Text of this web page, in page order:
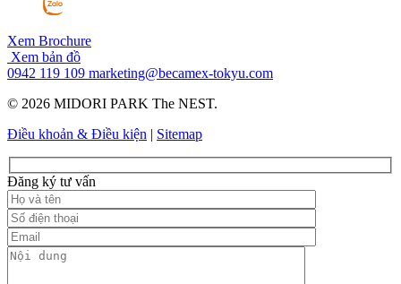
Xem Brochure
Xem bản đồ
0942 119 109 marketing@becamex-tokyu.com
© 2026 MIDORI PARK The NEST.
Điều khoản & Điều kiện | Sitemap
Đăng ký tư vấn